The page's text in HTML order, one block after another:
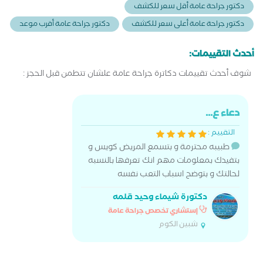
دكتور جراحة عامة أقل سعر للكشف
دكتور جراحة عامة أعلى سعر للكشف
دكتور جراحة عامة أقرب موعد
أحدث التقييمات:
شوف أحدث تقييمات دكاترة جراحة عامة علشان تتطمن قبل الحجز :
دعاء ع...
التقييم :
طبيبه محترمة و بتسمع المريض كويس و
بتفيدك بمعلومات مهم انك تعرفها بالنسبه
لحالتك و بتوضح اسباب التعب نفسه
دكتورة شيماء وحيد قلمه
إستشاري تخصص جراحة عامة
شبين الكوم